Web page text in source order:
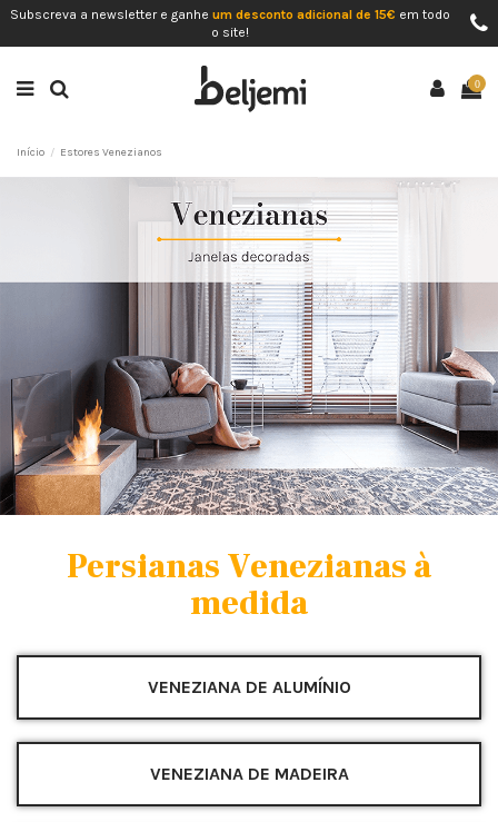
Subscreva a newsletter e ganhe um desconto adicional de 15€ em todo
o site!
0
Início Estores Venezianos
Persianas Venezianas à
medida
VENEZIANA DE ALUMÍNIO
VENEZIANA DE MADEIRA